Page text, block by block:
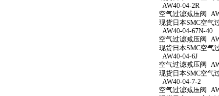
AW40-04-2R
空气过滤减压阀
现货日本SMC空气
AW40-04-67N-40
空气过滤减压阀
现货日本SMC空气
AW40-04-6J
空气过滤减压阀
现货日本SMC空气
AW40-04-7-2
空气过滤减压阀